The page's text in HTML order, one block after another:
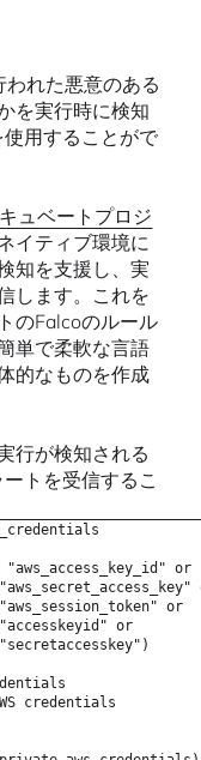
れた悪意のある
を実行時に検知
用することがで
ュベートプロジ
イティブ環境に
知を支援し、実
します。これを
のFalcoのルール
単で柔軟な言語
的なものを作成
行が検知される
トを受信するこ
or
or
or
credentials